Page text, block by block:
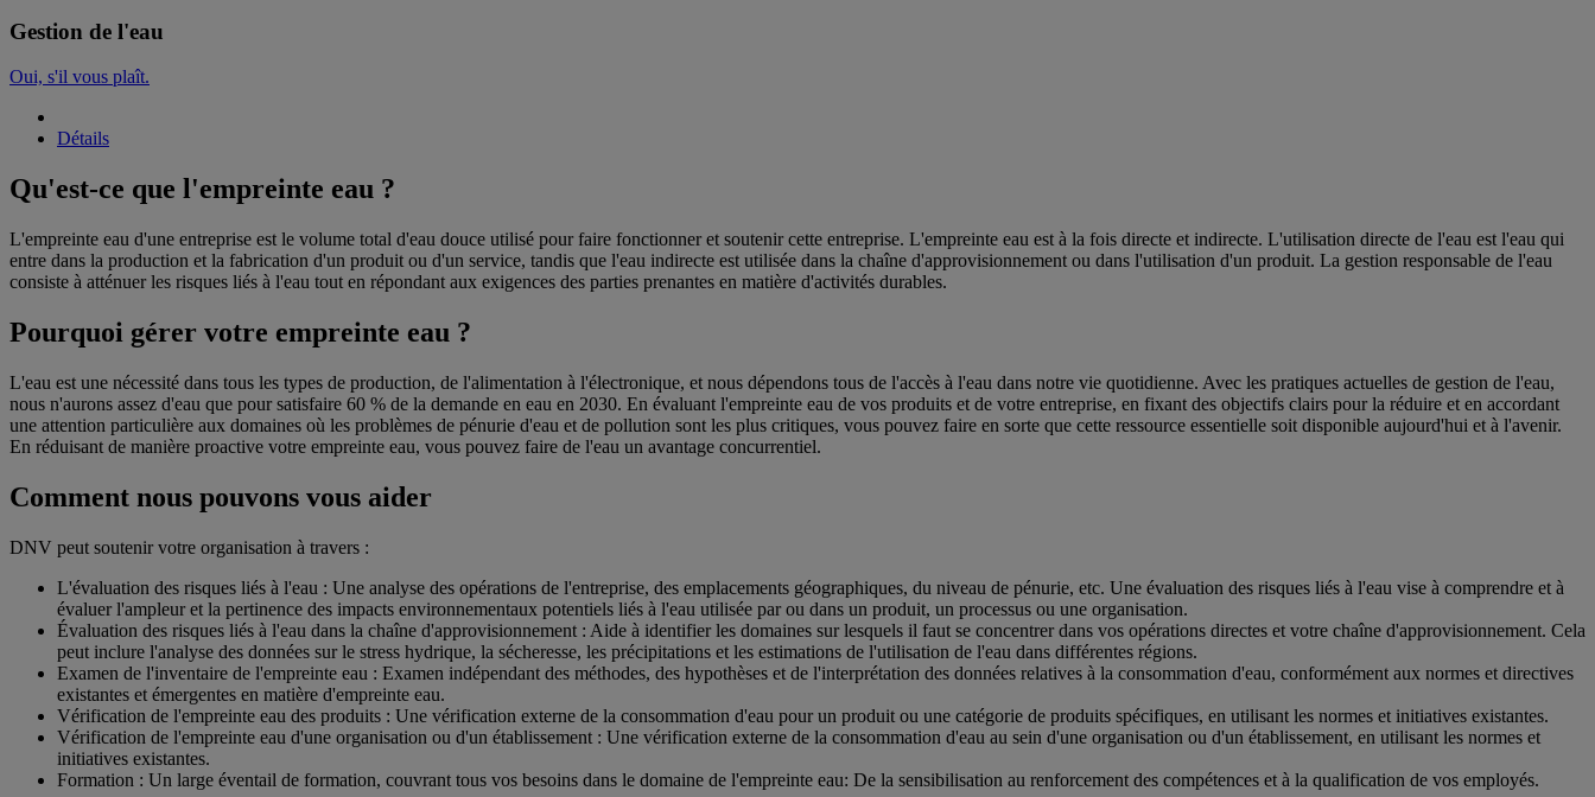
Gestion de l'eau
Oui, s'il vous plaît.
Détails
Qu'est-ce que l'empreinte eau ?
L'empreinte eau d'une entreprise est le volume total d'eau douce utilisé pour faire fonctionner et soutenir cette entreprise. L'empreinte eau est à la fois directe et indirecte. L'utilisation directe de l'eau est l'eau qui
entre dans la production et la fabrication d'un produit ou d'un service, tandis que l'eau indirecte est utilisée dans la chaîne d'approvisionnement ou dans l'utilisation d'un produit. La gestion responsable de l'eau
consiste à atténuer les risques liés à l'eau tout en répondant aux exigences des parties prenantes en matière d'activités durables.
Pourquoi gérer votre empreinte eau ?
L'eau est une nécessité dans tous les types de production, de l'alimentation à l'électronique, et nous dépendons tous de l'accès à l'eau dans notre vie quotidienne. Avec les pratiques actuelles de gestion de l'eau,
nous n'aurons assez d'eau que pour satisfaire 60 % de la demande en eau en 2030. En évaluant l'empreinte eau de vos produits et de votre entreprise, en fixant des objectifs clairs pour la réduire et en accordant
une attention particulière aux domaines où les problèmes de pénurie d'eau et de pollution sont les plus critiques, vous pouvez faire en sorte que cette ressource essentielle soit disponible aujourd'hui et à l'avenir.
En réduisant de manière proactive votre empreinte eau, vous pouvez faire de l'eau un avantage concurrentiel.
Comment nous pouvons vous aider
DNV peut soutenir votre organisation à travers :
L'évaluation des risques liés à l'eau : Une analyse des opérations de l'entreprise, des emplacements géographiques, du niveau de pénurie, etc. Une évaluation des risques liés à l'eau vise à comprendre et à
évaluer l'ampleur et la pertinence des impacts environnementaux potentiels liés à l'eau utilisée par ou dans un produit, un processus ou une organisation.
Évaluation des risques liés à l'eau dans la chaîne d'approvisionnement : Aide à identifier les domaines sur lesquels il faut se concentrer dans vos opérations directes et votre chaîne d'approvisionnement. Cela
peut inclure l'analyse des données sur le stress hydrique, la sécheresse, les précipitations et les estimations de l'utilisation de l'eau dans différentes régions.
Examen de l'inventaire de l'empreinte eau : Examen indépendant des méthodes, des hypothèses et de l'interprétation des données relatives à la consommation d'eau, conformément aux normes et directives
existantes et émergentes en matière d'empreinte eau.
Vérification de l'empreinte eau des produits : Une vérification externe de la consommation d'eau pour un produit ou une catégorie de produits spécifiques, en utilisant les normes et initiatives existantes.
Vérification de l'empreinte eau d'une organisation ou d'un établissement : Une vérification externe de la consommation d'eau au sein d'une organisation ou d'un établissement, en utilisant les normes et
initiatives existantes.
Formation : Un large éventail de formation, couvrant tous vos besoins dans le domaine de l'empreinte eau: De la sensibilisation au renforcement des compétences et à la qualification de vos employés.